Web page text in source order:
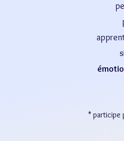
* participe